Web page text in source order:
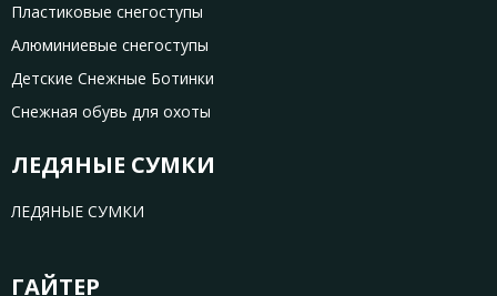
Пластиковые снегоступы
Алюминиевые снегоступы
Детские Снежные Ботинки
Снежная обувь для охоты
ЛЕДЯНЫЕ СУМКИ
ЛЕДЯНЫЕ СУМКИ
ГАЙТЕР